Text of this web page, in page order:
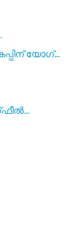
യോഗ്...